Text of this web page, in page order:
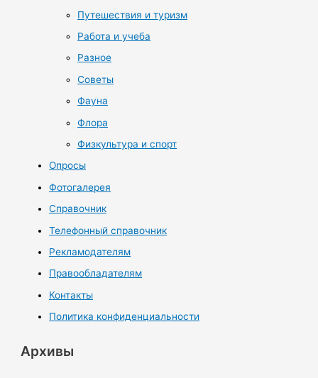
Путешествия и туризм
Работа и учеба
Разное
Советы
Фауна
Флора
Физкультура и спорт
Опросы
Фотогалерея
Справочник
Телефонный справочник
Рекламодателям
Правообладателям
Контакты
Политика конфиденциальности
Архивы